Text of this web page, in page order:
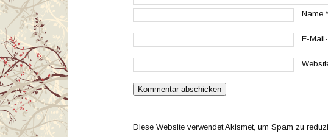
Name *
E-
Diese Website verwendet Akismet, um Spam zu